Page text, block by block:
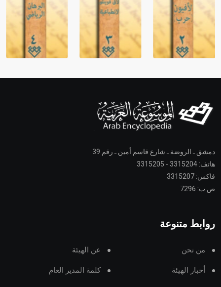
دمشق ـ الروضة ـ شارع قاسم أمين ـ رقم 39
هاتف: 3315204 - 3315205
فاكس: 3315207
ص.ب: 7296
روابط متنوعة
من نحن عن الهيئة
أخبار الهيئة كلمة المدير العام